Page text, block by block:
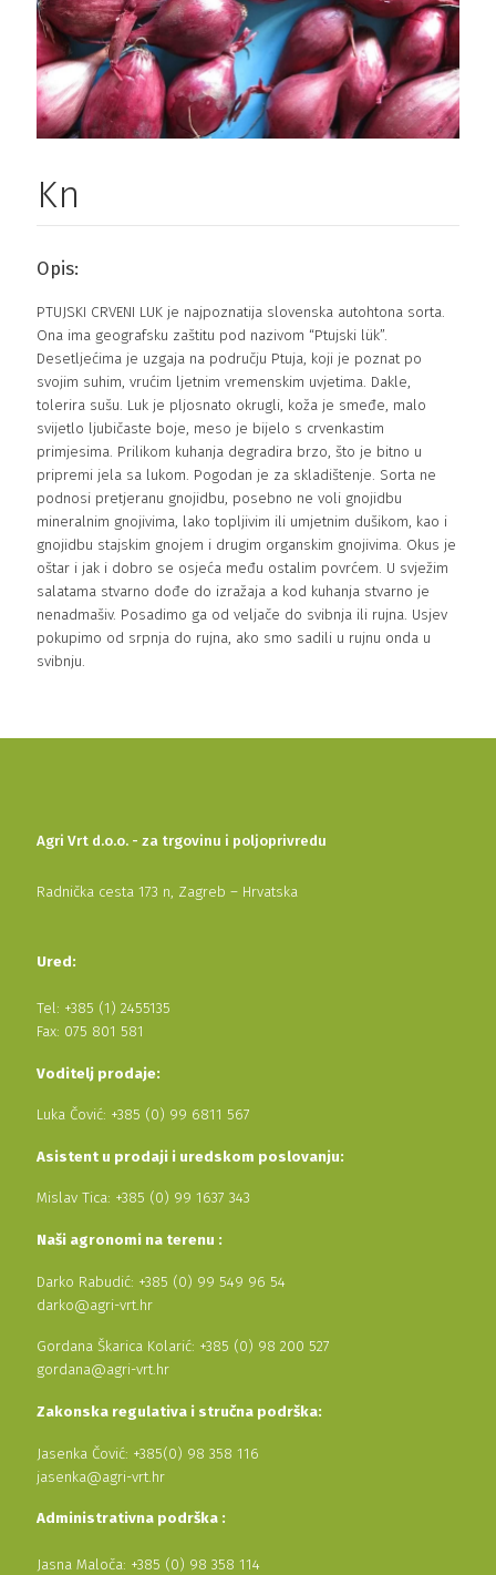
Kn
Opis:
PTUJSKI CRVENI LUK je najpoznatija slovenska autohtona sorta.
Ona ima geografsku zaštitu pod nazivom “Ptujski lük”.
Desetljećima je uzgaja na području Ptuja, koji je poznat po
svojim suhim, vrućim ljetnim vremenskim uvjetima. Dakle,
tolerira sušu. Luk je pljosnato okrugli, koža je smeđe, malo
svijetlo ljubičaste boje, meso je bijelo s crvenkastim
primjesima. Prilikom kuhanja degradira brzo, što je bitno u
pripremi jela sa lukom. Pogodan je za skladištenje. Sorta ne
podnosi pretjeranu gnojidbu, posebno ne voli gnojidbu
mineralnim gnojivima, lako topljivim ili umjetnim dušikom, kao i
gnojidbu stajskim gnojem i drugim organskim gnojivima. Okus je
oštar i jak i dobro se osjeća među ostalim povrćem. U svježim
salatama stvarno dođe do izražaja a kod kuhanja stvarno je
nenadmašiv. Posadimo ga od veljače do svibnja ili rujna. Usjev
pokupimo od srpnja do rujna, ako smo sadili u rujnu onda u
svibnju.
Agri Vrt d.o.o. - za trgovinu i poljoprivredu
Radnička cesta 173 n, Zagreb – Hrvatska
Ured:
Tel: +385 (1) 2455135
Fax: 075 801 581
Voditelj prodaje:
Luka Čović: +385 (0) 99 6811 567
Asistent u prodaji i uredskom poslovanju:
Mislav Tica: +385 (0) 99 1637 343
Naši agronomi na terenu :
Darko Rabudić: +385 (0) 99 549 96 54
darko@agri-vrt.hr
Gordana Škarica Kolarić: +385 (0) 98 200 527
gordana@agri-vrt.hr
Zakonska regulativa i stručna podrška:
Jasenka Čović: +385(0) 98 358 116
jasenka@agri-vrt.hr
Administrativna podrška :
Jasna Maloča: +385 (0) 98 358 114